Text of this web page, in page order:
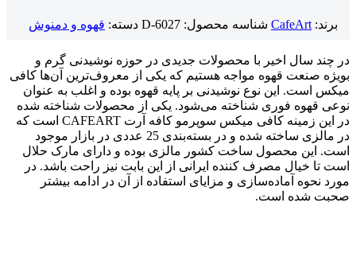
برند:CafeArt شناسه محصول: D-6027 دسته: قهوه و دمنوش
در چند سال اخیر با محصولات جدیدی در حوزه نوشیدنی گرم و
بویژه صنعت قهوه مواجه هستیم که یکی از معروف‌ترین آن‌ها کافی
میکس است. این نوع نوشیدنی بر پایه قهوه بوده و اغلب به عنوان
نوعی قهوه فوری شناخته می‌شود. یکی از محصولات شناخته شده
در این زمینه کافی میکس سوپرمو کافه آرت CAFEART است که
در مالزی ساخته شده و در بسته‌بندی 25 عددی در بازار موجود
است. این محصول ساخت کشور مالزی بوده و دارای مارک حلال
است تا خیال مصرف کننده ایرانی از این بابت نیز راحت باشد. در
مورد نحوه آماده‌سازی و مزایای استفاده از آن در ادامه بیشتر
صحبت شده است.